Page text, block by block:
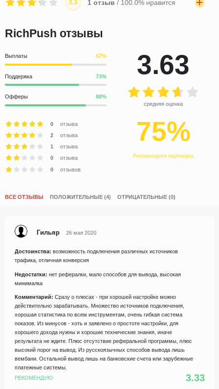
3.3 1 отзыв / 100.0% нравится
RichPush отзывы
Выплаты
Поддержка
Офферы
3.63
средняя оценка
0
отзыва
2
отзыва
1
отзыва
0
отзыва
0
отзывов
75%
Рекомендуют партнерку
ВСЕ ОТЗЫВЫ ПОЛОЖИТЕЛЬНЫЕ (4) ОТРИЦАТЕЛЬНЫЕ (0)
Гильяр 26 мая 2020
Достоинства: возможность подключения различных источников
трафика, отличная конверсия
Недостатки: нет рефералки, мало способов для вывода, высокая
минималка
Комментарий: Сразу о плюсах - при хорошей настройке можно
действительно зарабатывать. Множество источников подключения,
хорошая статистика по всем инструментам, очень гибкая система
показов. Из минусов - хоть и заявлено о простоте настройки, для
хорошего дохода нужны и хорошие технические знания, иначе
результата не ждите. Плюс отсутствие реферальной программы, плюс
высокий порог на вывод. Из русскоязычных способов вывода лишь
вембани. Остальной вывод лишь на банковские счета или зарубежные
платежные системы.
РЕКОМЕНДУЮ
3.33